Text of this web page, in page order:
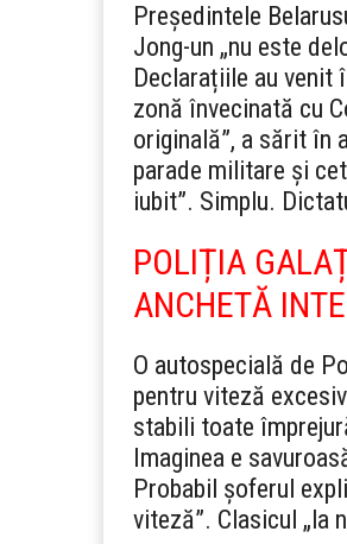
Președintele
Jong-un „nu este
Declarațiile au venit
zonă învecinată cu
originală”, a sărit în
parade militare și
iubit”. Simplu.
POLIȚIA
ANCHETĂ
O autospecială de
pentru viteză
stabili toate
Imaginea e
Probabil șoferul
viteză”. Clasicul „la